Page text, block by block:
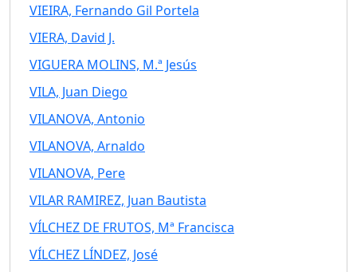
VIEIRA, Fernando Gil Portela
VIERA, David J.
VIGUERA MOLINS, M.ª Jesús
VILA, Juan Diego
VILANOVA, Antonio
VILANOVA, Arnaldo
VILANOVA, Pere
VILAR RAMIREZ, Juan Bautista
VÍLCHEZ DE FRUTOS, Mª Francisca
VÍLCHEZ LÍNDEZ, José